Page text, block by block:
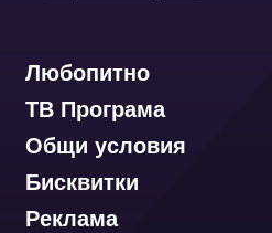
Любопитно
ТВ Програма
Общи условия
Бисквитки
Реклама